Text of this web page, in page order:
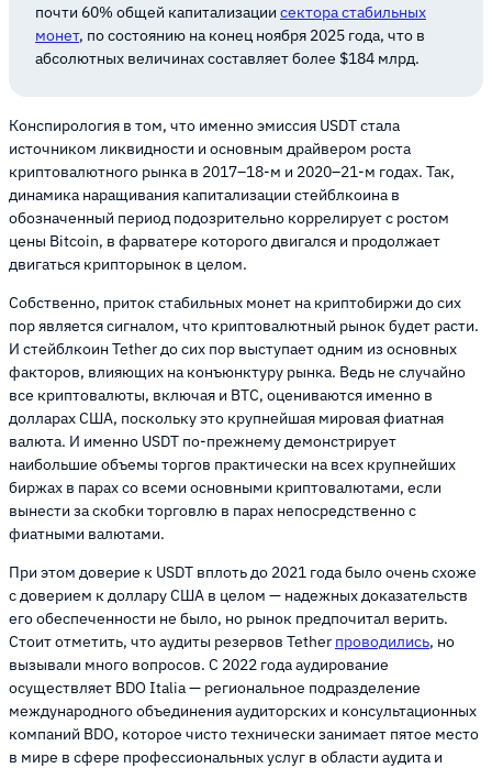
почти 60% общей капитализации сектора стабильных
монет, по состоянию на конец ноября 2025 года, что в
абсолютных величинах составляет более $184 млрд.
Конспирология в том, что именно эмиссия USDT стала
источником ликвидности и основным драйвером роста
криптовалютного рынка в 2017–18-м и 2020–21-м годах. Так,
динамика наращивания капитализации стейблкоина в
обозначенный период подозрительно коррелирует с ростом
цены Bitcoin, в фарватере которого двигался и продолжает
двигаться крипторынок в целом.
Собственно, приток стабильных монет на криптобиржи до сих
пор является сигналом, что криптовалютный рынок будет расти.
И стейблкоин Tether до сих пор выступает одним из основных
факторов, влияющих на конъюнктуру рынка. Ведь не случайно
все криптовалюты, включая и BTC, оцениваются именно в
долларах США, поскольку это крупнейшая мировая фиатная
валюта. И именно USDT по-прежнему демонстрирует
наибольшие объемы торгов практически на всех крупнейших
биржах в парах со всеми основными криптовалютами, если
вынести за скобки торговлю в парах непосредственно с
фиатными валютами.
При этом доверие к USDT вплоть до 2021 года было очень схоже
с доверием к доллару США в целом — надежных доказательств
его обеспеченности не было, но рынок предпочитал верить.
Стоит отметить, что аудиты резервов Tether проводились, но
вызывали много вопросов. С 2022 года аудирование
осуществляет BDO Italia — региональное подразделение
международного объединения аудиторских и консультационных
компаний BDO, которое чисто технически занимает пятое место
в мире в сфере профессиональных услуг в области аудита и